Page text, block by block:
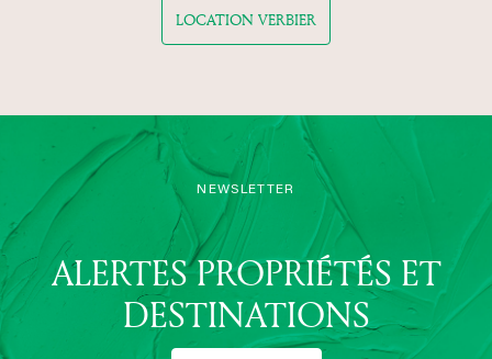
LOCATION VERBIER
NEWSLETTER
ALERTES PROPRIÉTÉS ET
DESTINATIONS